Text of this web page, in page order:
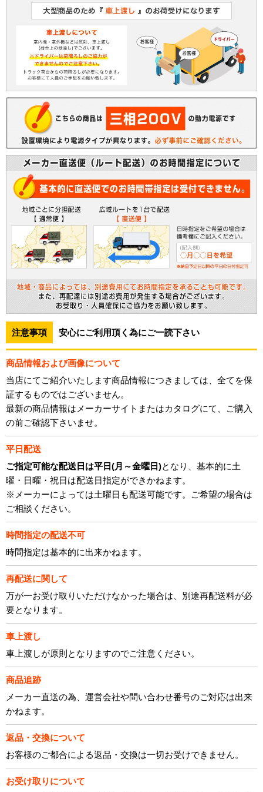
注意事項 安心にご利用頂く為にご一読下さい
商品情報および画像について
当店にてご紹介いたします商品情報につきましては、全てを保
証するものではございません。
最新の商品情報はメーカーサイトまたはカタログにて、ご購入
の前ご確認下さいませ。
平日配送
ご指定可能な配送日は平日(月～金曜日)となり、基本的に土
曜・日曜・祝日は配送日指定ができかねます。
※メーカーによっては土曜日も配送可能です。ご希望の場合は
ご相談ください。
時間指定の配送不可
時間指定は基本的に出来かねます。
再配送に関して
万が一お受け取りいただけなかった場合は、別途再配送料が必
要となります。
車上渡し
車上渡しが原則となりますのでご注意ください。
商品追跡
メーカー直送の為、運営会社や問い合わせ番号のご対応は出来
かねます。
返品・交換について
お客様のご都合による返品・交換は一切お受けできません。
お受け取りについて